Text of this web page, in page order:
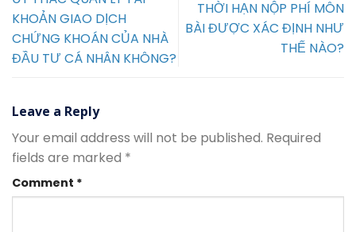
KHOẢN GIAO DỊCH
CHỨNG KHOÁN CỦA NHÀ
ĐẦU TƯ CÁ NHÂN KHÔNG?
THỜI HẠN NỘP PHÍ MÔN
BÀI ĐƯỢC XÁC ĐỊNH NHƯ
THẾ NÀO?
Leave a Reply
Your email address will not be published. Required
fields are marked *
Comment *